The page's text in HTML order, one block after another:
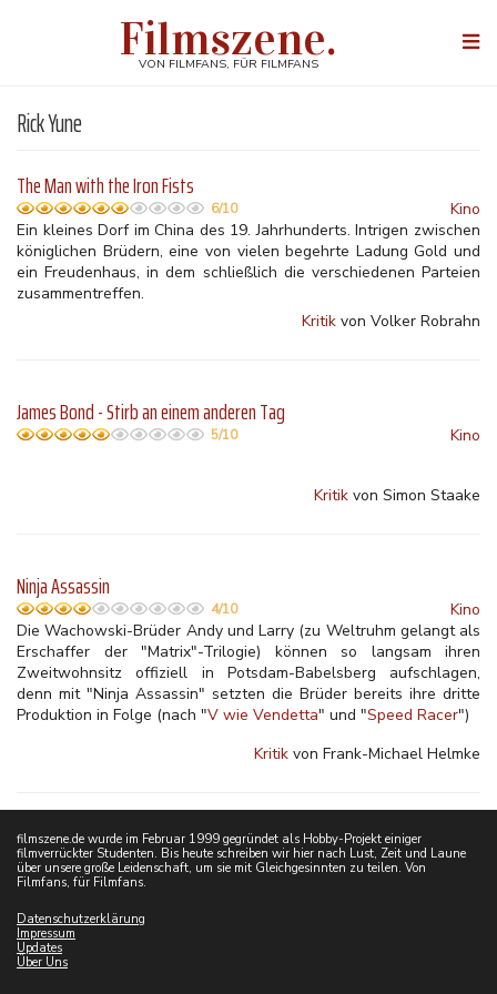
Filmszene.
VON FILMFANS, FÜR FILMFANS
Rick Yune
The Man with the Iron Fists
6/10
Kino
Ein kleines Dorf im China des 19. Jahrhunderts. Intrigen zwischen
königlichen Brüdern, eine von vielen begehrte Ladung Gold und
ein Freudenhaus, in dem schließlich die verschiedenen Parteien
zusammentreffen.
Kritik von Volker Robrahn
James Bond - Stirb an einem anderen Tag
5/10 Kino
Kritik von Simon Staake
Ninja Assassin
4/10
Kino
Die Wachowski-Brüder Andy und Larry (zu Weltruhm gelangt als
Erschaffer der "Matrix"-Trilogie) können so langsam ihren
Zweitwohnsitz offiziell in Potsdam-Babelsberg aufschlagen,
denn mit "Ninja Assassin" setzten die Brüder bereits ihre dritte
Produktion in Folge (nach "V wie Vendetta" und "Speed Racer")
Kritik von Frank-Michael Helmke
filmszene.de wurde im Februar 1999 gegründet als Hobby-Projekt einiger
filmverrückter Studenten. Bis heute schreiben wir hier nach Lust, Zeit und Laune
über unsere große Leidenschaft, um sie mit Gleichgesinnten zu teilen. Von
Filmfans, für Filmfans.
Datenschutzerklärung
Impressum
Updates
Über Uns